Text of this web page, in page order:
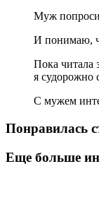
Муж
И понимаю,
Пока читала
я судорожно
С мужем
Понравилась
Еще больше